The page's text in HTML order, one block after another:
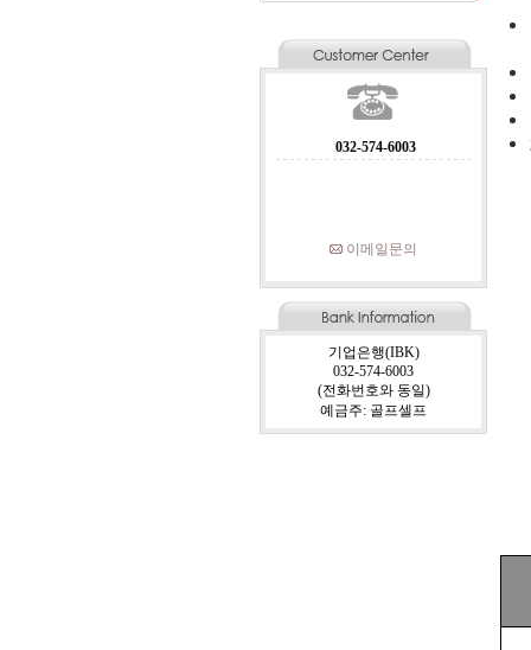
032-574-6003
이메일문의
기업은행(IBK)
032-574-6003
(전화번호와 동일)
예금주: 골프셀프